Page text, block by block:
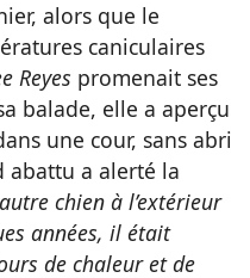
alors que le
caniculaires
Reyes promenait ses
balade, elle a aperçu
une cour, sans abri
abattu a alerté la
chien à l’extérieur
années, il était
de chaleur et de